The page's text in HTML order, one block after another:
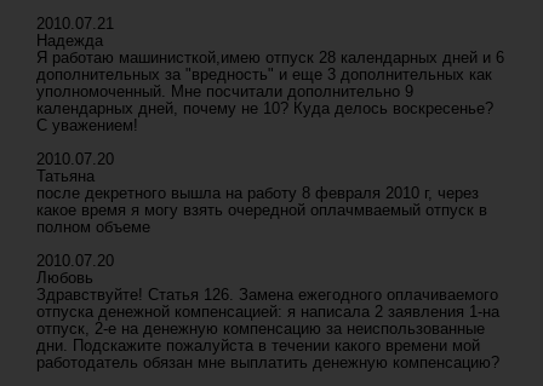
2010.07.21
Надежда
Я работаю машинисткой,имею отпуск 28 календарных дней и 6
дополнительных за "вредность" и еще 3 дополнительных как
уполномоченный. Мне посчитали дополнительно 9
календарных дней, почему не 10? Куда делось воскресенье?
С уважением!
2010.07.20
Татьяна
после декретного вышла на работу 8 февраля 2010 г, через
какое время я могу взять очередной оплачмваемый отпуск в
полном объеме
2010.07.20
Любовь
Здравствуйте! Статья 126. Замена ежегодного оплачиваемого
отпуска денежной компенсацией: я написала 2 заявления 1-на
отпуск, 2-е на денежную компенсацию за неиспользованные
дни. Подскажите пожалуйста в течении какого времени мой
работодатель обязан мне выплатить денежную компенсацию?